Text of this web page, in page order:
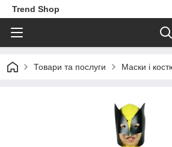
Trend Shop
Товари та послуги Маски і